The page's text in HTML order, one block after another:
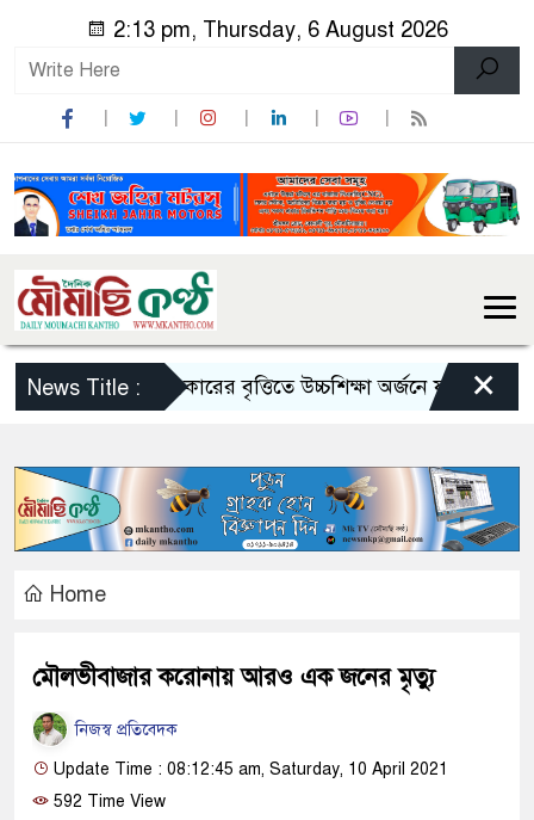
2:13 pm, Thursday, 6 August 2026
News Title :
ভারত সরকারের বৃত্তিতে উচ্চশিক্ষা অর্জনে যাচ্ছেন ৫৪১
×
Home
মৌলভীবাজার করোনায় আরও এক জনের মৃত্যু
নিজস্ব প্রতিবেদক
Update Time : 08:12:45 am, Saturday, 10 April 2021
592 Time View